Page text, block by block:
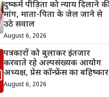
दुष्कर्म पीड़िता को न्याय दिलाने की
मांग, माता-पिता के जेल जाने से
उठे सवाल
August 6, 2026
पत्रकारों को बुलाकर इंतजार
करवाते रहे अल्पसंख्यक आयोग
अध्यक्ष, प्रेस कॉन्फ्रेंस का बहिष्कार
August 6, 2026